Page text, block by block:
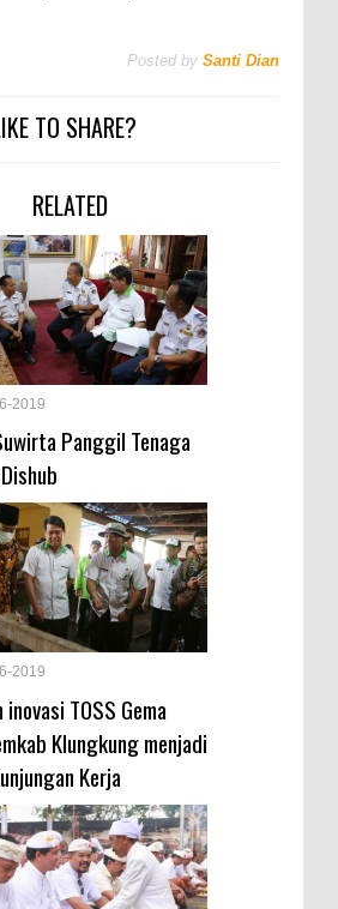
Posted by Santi Dian
TO SHARE?
RELATED
2019
Panggil Tenaga
2019
TOSS Gema
Klungkung menjadi
Kerja